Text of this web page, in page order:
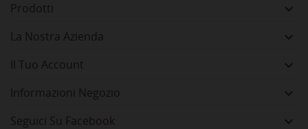
Prodotti 
La Nostra Azienda 
Il Tuo Account 
Informazioni Negozio 
Seguici Su Facebook 